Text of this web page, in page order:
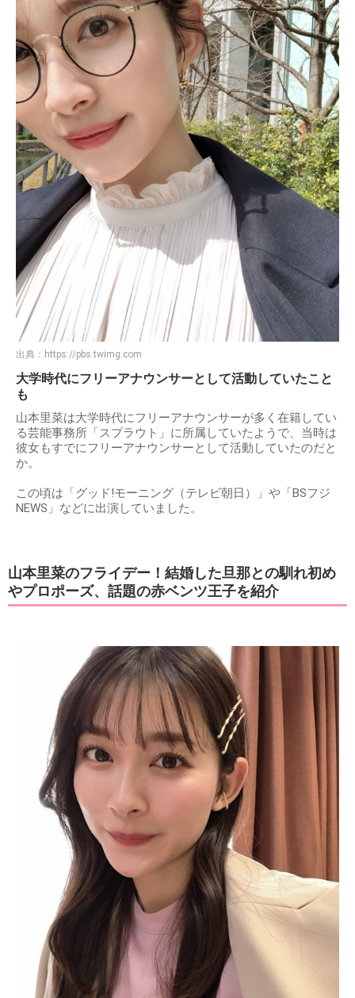
出典： https://pbs.twimg.com
大学時代にフリーアナウンサーとして活動していたこと
も
山本里菜は大学時代にフリーアナウンサーが多く在籍してい
る芸能事務所「スプラウト」に所属していたようで、当時は
彼女もすでにフリーアナウンサーとして活動していたのだと
か。
この頃は「グッド!モーニング（テレビ朝日）」や「BSフジ
NEWS」などに出演していました。
山本里菜のフライデー！結婚した旦那との馴れ初め
やプロポーズ、話題の赤ベンツ王子を紹介